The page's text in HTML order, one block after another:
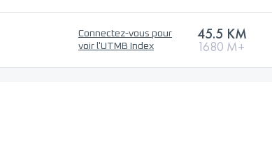
Connectez-vous pour
voir l'UTMB Index
45.5 KM
1680 M+